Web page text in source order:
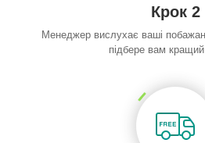
Крок 2
Менеджер вислухає ваші
підбере вам кращий